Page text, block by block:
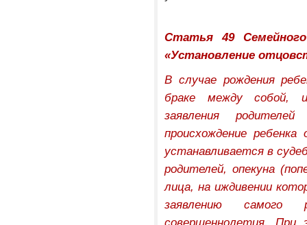
Статья 49 Семейного
«Установление
В случае рождения
браке между собой,
заявления
происхождение
устанавливается в
родителей, опекуна
лица, на иждивении
заявлению
совершеннолетия.